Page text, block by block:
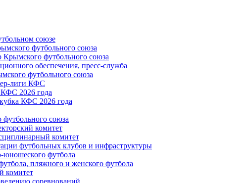
союзе
футбольного союза
футбольного союза
обеспечения, пресс-служба
футбольного союза
лиги КФС
2026 года
КФС 2026 года
союза
комитет
комитет
футбольных клубов и инфраструктуры
юношеского футбола
пляжного и женского футбола
комитет
соревнований